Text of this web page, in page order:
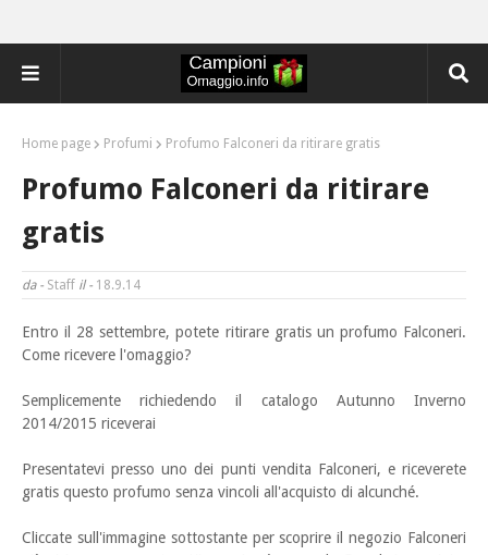
Home page Profumi Profumo Falconeri da ritirare gratis
Profumo Falconeri da ritirare
gratis
da - Staff il - 18.9.14
Entro il 28 settembre, potete ritirare gratis un profumo Falconeri.
Come ricevere l'omaggio?
Semplicemente richiedendo il catalogo Autunno Inverno
2014/2015 riceverai
Presentatevi presso uno dei punti vendita Falconeri, e riceverete
gratis questo profumo senza vincoli all'acquisto di alcunché.
Cliccate sull'immagine sottostante per scoprire il negozio Falconeri